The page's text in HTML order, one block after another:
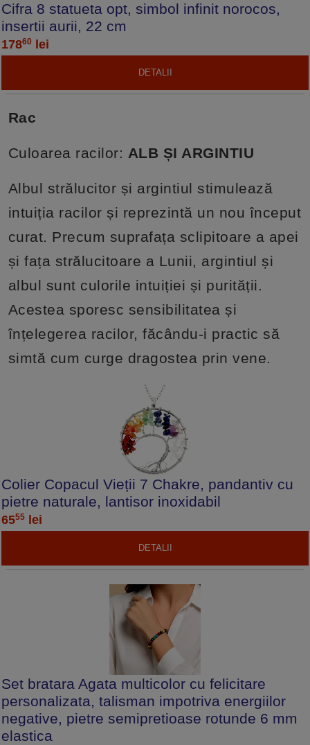
Cifra 8 statueta opt, simbol infinit norocos,
insertii aurii, 22 cm
17860 lei
DETALII
Rac
Culoarea racilor: ALB ȘI ARGINTIU
Albul strălucitor și argintiul stimulează
intuiția racilor și reprezintă un nou început
curat. Precum suprafața sclipitoare a apei
și fața strălucitoare a Lunii, argintiul și
albul sunt culorile intuiției și purității.
Acestea sporesc sensibilitatea și
înțelegerea racilor, făcându-i practic să
simtă cum curge dragostea prin vene.
Colier Copacul Vieții 7 Chakre, pandantiv cu
pietre naturale, lantisor inoxidabil
6555 lei
DETALII
Set bratara Agata multicolor cu felicitare
personalizata, talisman impotriva energiilor
negative, pietre semipretioase rotunde 6 mm
elastica